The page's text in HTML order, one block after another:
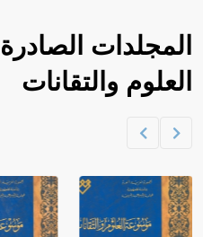
المجلدات
العلوم والتقانات